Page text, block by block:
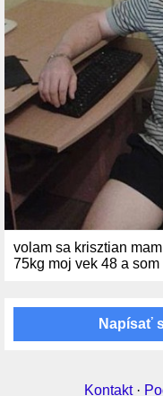
volam sa krisztian
75kg moj vek 48 a
Napísať
Kontakt·